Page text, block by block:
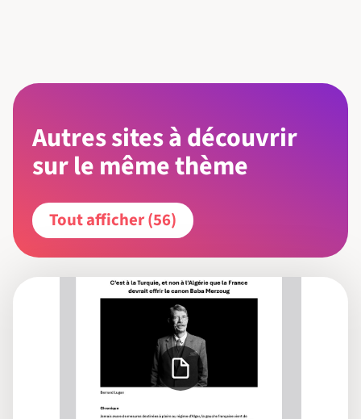
Autres sites à découvrir
sur le même thème
Tout afficher (56)